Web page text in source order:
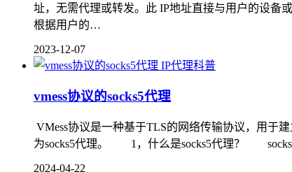
址，无需代理或转发。此 IP地址直接与用户的设备
根据用户的…
2023-12-07
IP代理科普
vmess协议的socks5代理
VMess协议是一种基于TLS的网络传输协议，用于
为socks5代理。 1，什么是socks5代理？
2024-04-22